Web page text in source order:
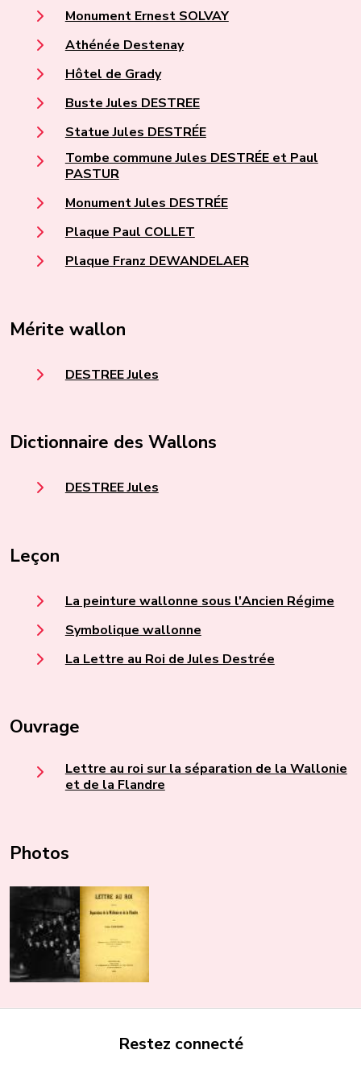
Monument Ernest SOLVAY
Athénée Destenay
Hôtel de Grady
Buste Jules DESTREE
Statue Jules DESTRÉE
Tombe commune Jules DESTRÉE et Paul
PASTUR
Monument Jules DESTRÉE
Plaque Paul COLLET
Plaque Franz DEWANDELAER
Mérite wallon
DESTREE Jules
Dictionnaire des Wallons
DESTREE Jules
Leçon
La peinture wallonne sous l'Ancien Régime
Symbolique wallonne
La Lettre au Roi de Jules Destrée
Ouvrage
Lettre au roi sur la séparation de la Wallonie
et de la Flandre
Photos
Restez connecté